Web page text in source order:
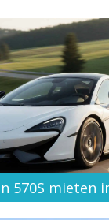
570S mieten